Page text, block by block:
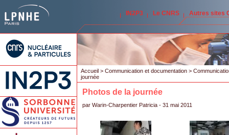
IN2P3 Le CNRS Autres sites
Accueil > Communication et documentation >
journée
Photos de la journée
par Warin-Charpentier Patricia - 31 mai 2011